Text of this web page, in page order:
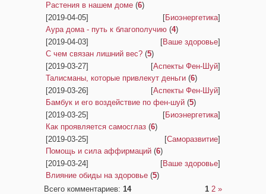
Растения в нашем доме (6)
[2019-04-05]
[Биоэнергетика]
Аура дома - путь к благополучию (4)
[2019-04-03]
[Ваше здоровье]
С чем связан лишний вес? (5)
[2019-03-27]
[Аспекты Фен-Шуй]
Талисманы, которые привлекут деньги (6)
[2019-03-26]
[Аспекты Фен-Шуй]
Бамбук и его воздействие по фен-шуй (5)
[2019-03-25]
[Биоэнергетика]
Как проявляется самосглаз (6)
[2019-03-25]
[Саморазвитие]
Помощь и сила аффирмаций (6)
[2019-03-24]
[Ваше здоровье]
Влияние обиды на здоровье (5)
Всего комментариев: 14 1 2 »